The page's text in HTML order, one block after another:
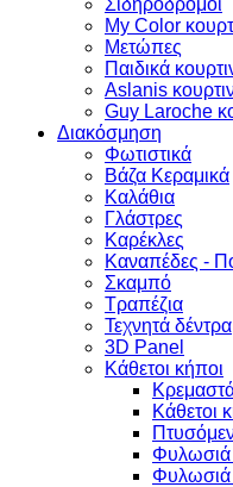
My Color
Μετώπες
Παιδικά
Aslanis
Guy Laroche
Διακόσμηση
Φωτιστικά
Βάζα Κεραμικά
Καλάθια
Γλάστρες
Καρέκλες
Καναπέδες -
Σκαμπό
Τραπέζια
Τεχνητά δέντρα
3D Panel
Κάθετοι κήποι
Κάθετοι
Φυλωσιά